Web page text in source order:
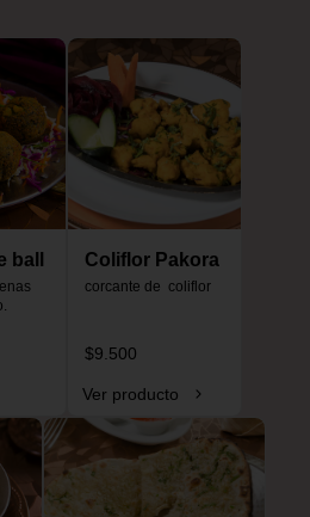
ball Coliflor Pakora
corcante de  coliflor
$9.500
Ver producto